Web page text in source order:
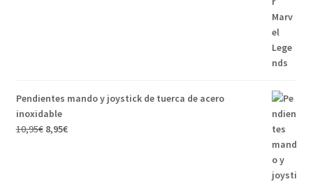
Pendientes mando y joystick de tuerca de acero
inoxidable
10,95€ 8,95€